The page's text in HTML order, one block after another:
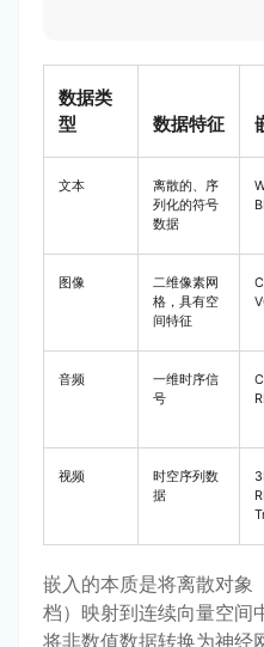
数据类
型
数据特征
文本
离散的、序
列化的符号
数据
图像
二维像素网
格，具有空
间特征
音频
一维时序信
号
视频
时空序列数
据
嵌入的本质是将离散对象
档）映射到连续向量空间
将非数值数据转换为神经